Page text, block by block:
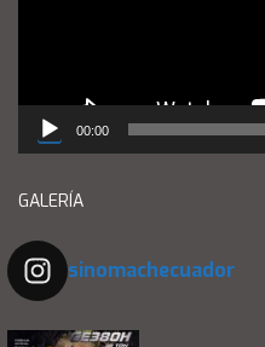
00:00
GALERÍA
sinomachecuador